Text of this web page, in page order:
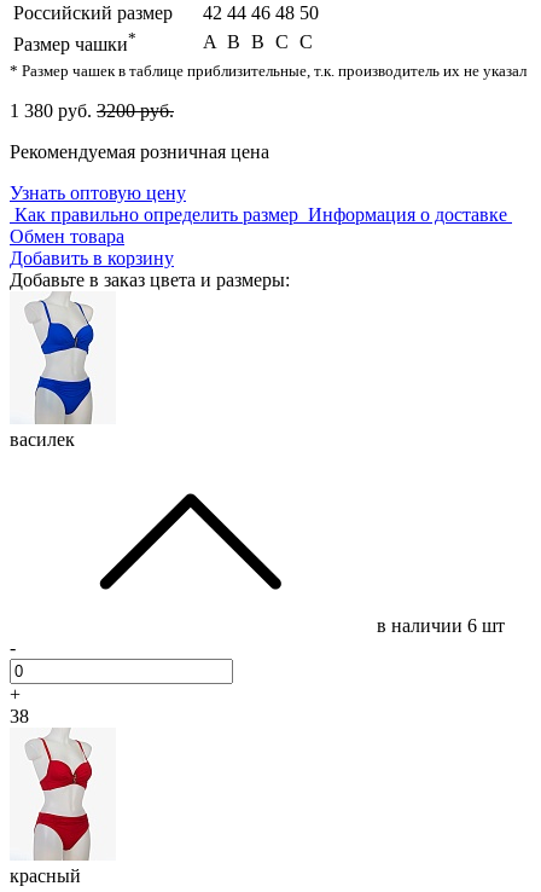
Российский размер
42 44 46 48 50
Размер чашки* A B B C C
* Размер чашек в таблице приблизительные, т.к. производитель их не указал
1 380 руб. 3200 руб.
Рекомендуемая розничная цена
Узнать оптовую цену
Как правильно определить размер Информация о доставке
Обмен товара
Добавить в корзину
Добавьте в заказ цвета и размеры:
василек
в наличии 6 шт
-
+
38
красный